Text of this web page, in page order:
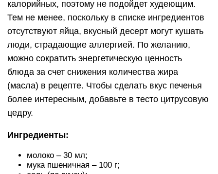
калорийных, поэтому не подойдет худеющим.
Тем не менее, поскольку в списке ингредиентов
отсутствуют яйца, вкусный десерт могут кушать
люди, страдающие аллергией. По желанию,
можно сократить энергетическую ценность
блюда за счет снижения количества жира
(масла) в рецепте. Чтобы сделать вкус печенья
более интересным, добавьте в тесто цитрусовую
цедру.
Ингредиенты:
молоко – 30 мл;
мука пшеничная – 100 г;